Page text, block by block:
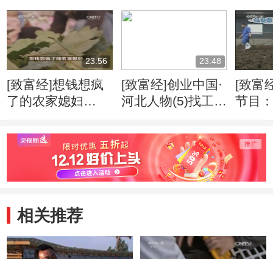
23:56
[致富经]想钱想疯
了的农家媳妇
23:48
[致富经]创业中国·
河北人物(5)找工作
身(20131108)
[致富
节目
相关推荐